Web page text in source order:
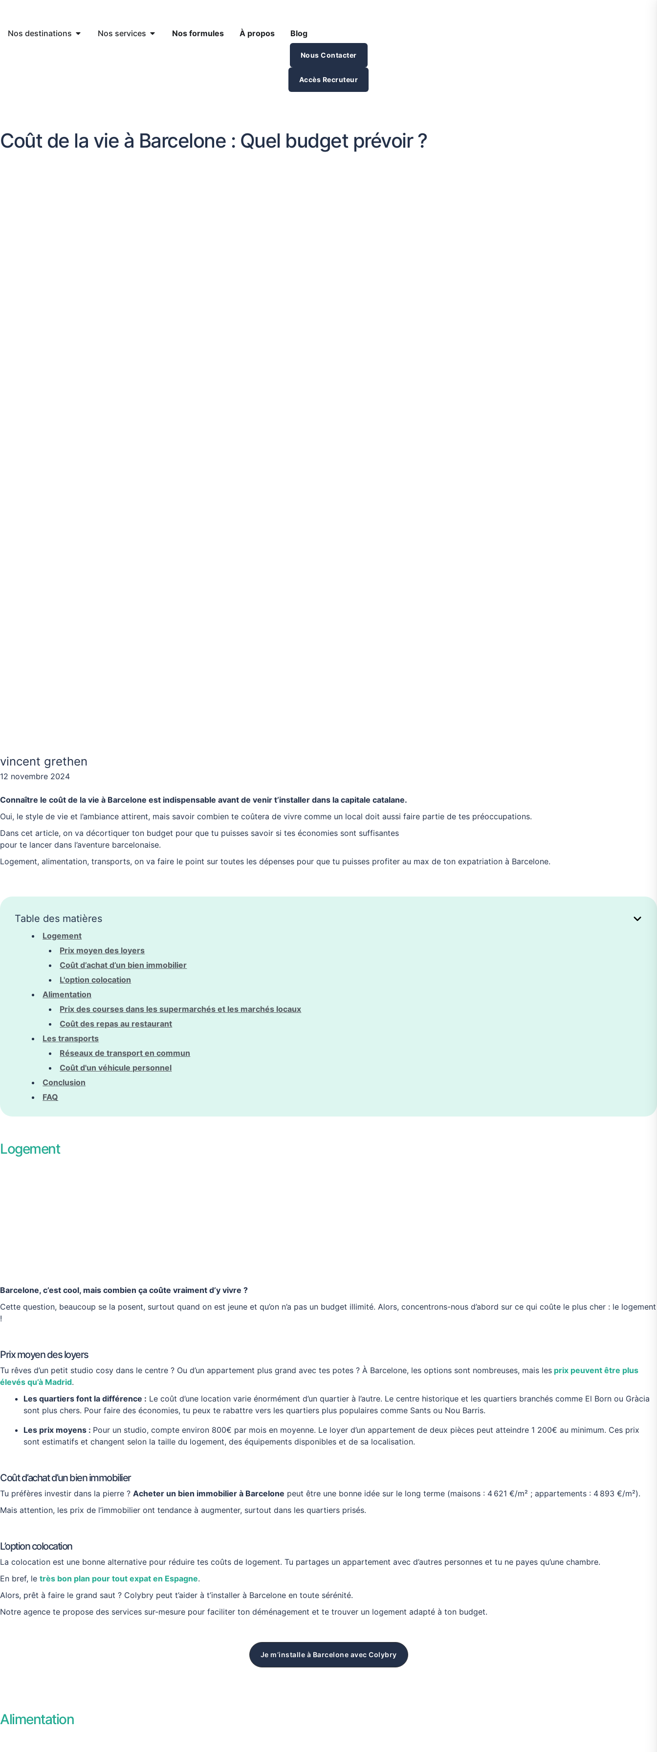
contenu
Nos destinations Ouvrir Nos destinations
Nos services Ouvrir Nos services
Nos formules À propos Blog
Nous Contacter
Accès Recruteur
Coût de la vie à Barcelone : Quel budget prévoir ?
vincent grethen
12 novembre 2024
Connaître le coût de la vie à Barcelone est indispensable avant de venir t’installer dans la capitale catalane.
Oui, le style de vie et l’ambiance attirent, mais savoir combien te coûtera de vivre comme un local doit aussi faire partie de tes préoccupations.
Dans cet article, on va décortiquer ton budget pour que tu puisses savoir si tes économies sont suffisantes
pour te lancer dans l’aventure barcelonaise.
Logement, alimentation, transports, on va faire le point sur toutes les dépenses pour que tu puisses profiter au max de ton expatriation à Barcelone.
Table des matières
Logement
Prix moyen des loyers
Coût d’achat d’un bien immobilier
L'option colocation
Alimentation
Prix des courses dans les supermarchés et les marchés locaux
Coût des repas au restaurant
Les transports
Réseaux de transport en commun
Coût d'un véhicule personnel
Conclusion
FAQ
Logement
Barcelone, c’est cool, mais combien ça coûte vraiment d’y vivre ?
Cette question, beaucoup se la posent, surtout quand on est jeune et qu’on n’a pas un budget illimité. Alors, concentrons-nous d’abord sur ce qui coûte le plus cher : le logement
!
Prix moyen des loyers
Tu rêves d’un petit studio cosy dans le centre ? Ou d’un appartement plus grand avec tes potes ? À Barcelone, les options sont nombreuses, mais les prix peuvent être plus
élevés qu’à Madrid.
Les quartiers font la différence : Le coût d’une location varie énormément d’un quartier à l’autre. Le centre historique et les quartiers branchés comme El Born ou Gràcia
sont plus chers. Pour faire des économies, tu peux te rabattre vers les quartiers plus populaires comme Sants ou Nou Barris.
Les prix moyens : Pour un studio, compte environ 800€ par mois en moyenne. Le loyer d’un appartement de deux pièces peut atteindre 1 200€ au minimum. Ces prix
sont estimatifs et changent selon la taille du logement, des équipements disponibles et de sa localisation.
Coût d’achat d’un bien immobilier
Tu préfères investir dans la pierre ? Acheter un bien immobilier à Barcelone peut être une bonne idée sur le long terme (maisons : 4 621 €/m² ; appartements : 4 893 €/m²).
Mais attention, les prix de l’immobilier ont tendance à augmenter, surtout dans les quartiers prisés.
L’option colocation
La colocation est une bonne alternative pour réduire tes coûts de logement. Tu partages un appartement avec d’autres personnes et tu ne payes qu’une chambre.
En bref, le très bon plan pour tout expat en Espagne.
Alors, prêt à faire le grand saut ? Colybry peut t’aider à t’installer à Barcelone en toute sérénité.
Notre agence te propose des services sur-mesure pour faciliter ton déménagement et te trouver un logement adapté à ton budget.
Je m’installe à Barcelone avec Colybry
Alimentation